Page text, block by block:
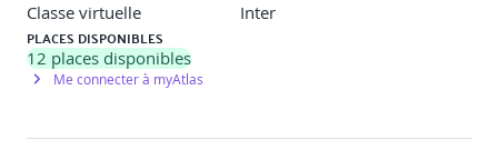
Classe virtuelle Inter
PLACES DISPONIBLES
12 places disponibles
Me connecter à myAtlas